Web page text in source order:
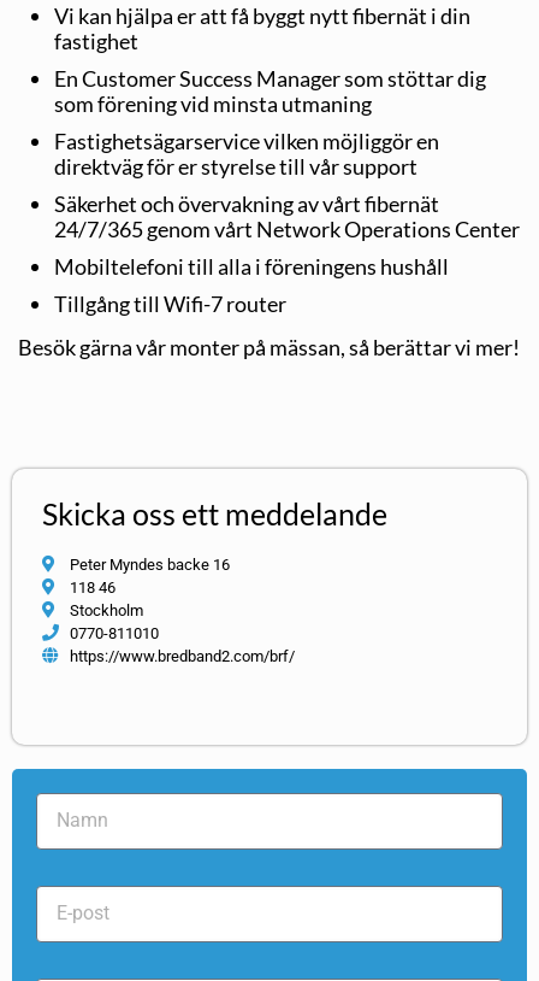
Vi kan hjälpa er att få byggt nytt fibernät i din
fastighet
En Customer Success Manager som stöttar dig
som förening vid minsta utmaning
Fastighetsägarservice vilken möjliggör en
direktväg för er styrelse till vår support
Säkerhet och övervakning av vårt fibernät
24/7/365 genom vårt Network Operations Center
Mobiltelefoni till alla i föreningens hushåll
Tillgång till Wifi-7 router
Besök gärna vår monter på mässan, så berättar vi mer!
Skicka oss ett meddelande
Peter Myndes backe 16
118 46
Stockholm
0770-811010
https://www.bredband2.com/brf/